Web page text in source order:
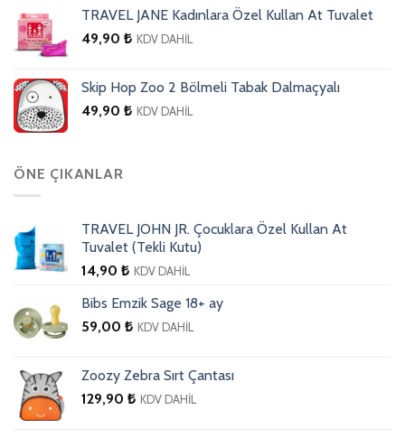
TRAVEL JANE Kadınlara Özel Kullan At Tuvalet
49,90 ₺ KDV DAHİL
Skip Hop Zoo 2 Bölmeli Tabak Dalmaçyalı
49,90 ₺ KDV DAHİL
ÖNE ÇIKANLAR
TRAVEL JOHN JR. Çocuklara Özel Kullan At
Tuvalet (Tekli Kutu)
14,90 ₺ KDV DAHİL
Bibs Emzik Sage 18+ ay
59,00 ₺ KDV DAHİL
Zoozy Zebra Sırt Çantası
129,90 ₺ KDV DAHİL